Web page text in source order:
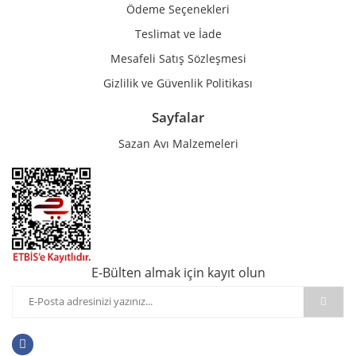
Ödeme Seçenekleri
Teslimat ve İade
Mesafeli Satış Sözleşmesi
Gizlilik ve Güvenlik Politikası
Sayfalar
Sazan Avı Malzemeleri
E-Bülten almak için kayıt olun